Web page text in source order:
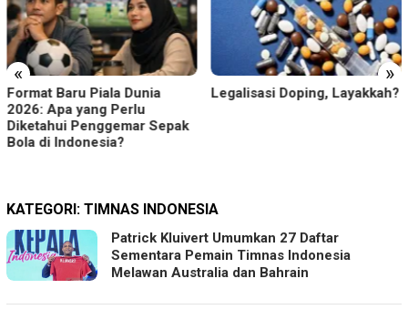
« »
Format Baru Piala Dunia
2026: Apa yang Perlu
Diketahui Penggemar Sepak
Bola di Indonesia?
Legalisasi Doping, Layakkah?
KATEGORI: TIMNAS INDONESIA
Patrick Kluivert Umumkan 27 Daftar
Sementara Pemain Timnas Indonesia
Melawan Australia dan Bahrain